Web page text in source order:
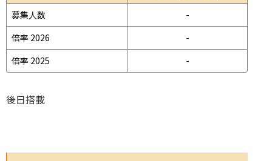
募集人数
-
倍率 2026
-
倍率 2025
-
後日搭載